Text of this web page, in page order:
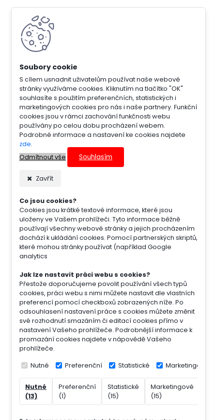
S cílem usnadnit uživatelům používat naše webové
stránky využíváme cookies. Kliknutím na tlačítko "OK"
souhlasíte s použitím preferenčních, statistických i
marketingových cookies pro nás i naše partnery. Funkční
cookies jsou v rámci zachování funkčnosti webu
používány po celou dobu procházení webem.
Podrobné informace a nastavení ke cookies najdete
zde.
Odmítnout vše
Souhlasím
Zavřít
Co jsou cookies?
Cookies jsou krátké textové informace, které jsou
uloženy ve Vašem prohlížeči. Tyto informace běžně
používají všechny webové stránky a jejich procházením
dochází k ukládání cookies. Pomocí partnerských skriptů,
které mohou stránky používat (například Google
analytics
Jak lze nastavit práci webu s cookies?
Přestože doporučujeme povolit používání všech typů
cookies, práci webu s nimi můžete nastavit dle vlastních
preferencí pomocí checkboxů zobrazených níže. Po
odsouhlasení nastavení práce s cookies můžete změnit
své rozhodnutí smazáním či editací cookies přímo v
nastavení Vašeho prohlížeče. Podrobnější informace k
promazání cookies najdete v nápovědě Vašeho
prohlížeče.
Nutné Preferenční Statistické Marketingové
Nutné
(13)
Preferenční
(1)
Statistické
(15)
Marketingové
(15)